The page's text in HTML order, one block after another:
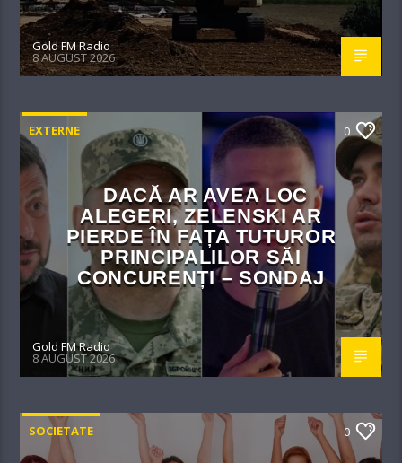
Gold FM Radio
8 AUGUST 2026
EXTERNE 0
DACĂ AR AVEA LOC
ALEGERI, ZELENSKI AR
PIERDE ÎN FAȚA TUTUROR
PRINCIPALILOR SĂI
CONCURENȚI – SONDAJ
Gold FM Radio
8 AUGUST 2026
SOCIETATE 0